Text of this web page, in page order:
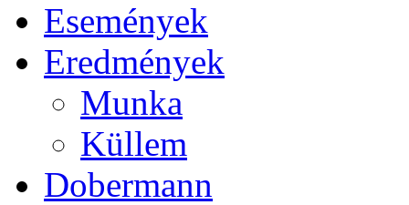
Események
Eredmények
Munka
Küllem
Dobermann